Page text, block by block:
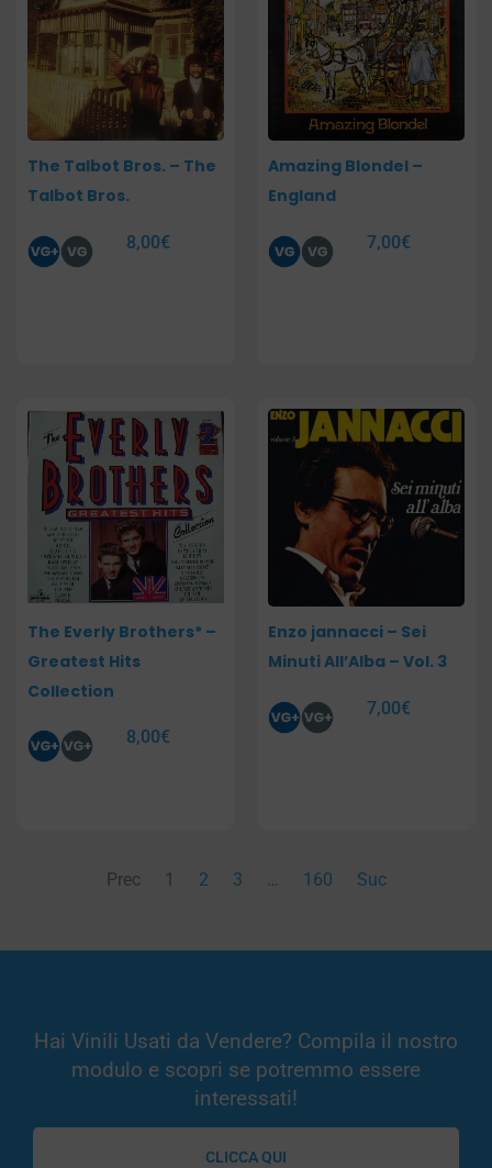
The Talbot Bros. – The
Talbot Bros.
8,00€
Amazing Blondel –
England
7,00€
The Everly Brothers* –
Greatest Hits
Collection
8,00€
Enzo jannacci – Sei
Minuti All’Alba – Vol. 3
7,00€
Prec 1 2 3 … 160 Suc
Hai Vinili Usati da Vendere? Compila il nostro
modulo e scopri se potremmo essere
interessati!
CLICCA QUI